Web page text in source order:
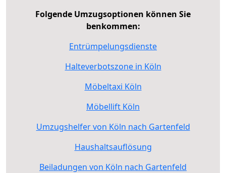
Folgende Umzugsoptionen können Sie
benkommen:
Entrümpelungsdienste
Halteverbotszone in Köln
Möbeltaxi Köln
Möbellift Köln
Umzugshelfer von Köln nach Gartenfeld
Haushaltsauflösung
Beiladungen von Köln nach Gartenfeld